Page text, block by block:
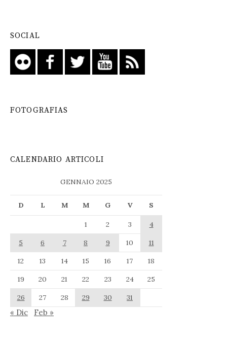
SOCIAL
FOTOGRAFIAS
CALENDARIO ARTICOLI
GENNAIO 2025
D L M M G V S
1 2 3
4
5
6 7 8 9 10
11
12
13 14 15 16 17
18
19
20 21 22 23 24
25
26
27 28 29 30 31
« Dic Feb »